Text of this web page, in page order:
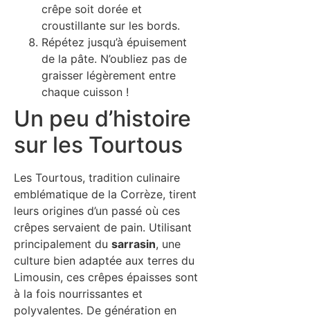
crêpe soit dorée et
croustillante sur les bords.
Répétez jusqu’à épuisement
de la pâte. N’oubliez pas de
graisser légèrement entre
chaque cuisson !
Un peu d’histoire
sur les Tourtous
Les Tourtous, tradition culinaire
emblématique de la Corrèze, tirent
leurs origines d’un passé où ces
crêpes servaient de pain. Utilisant
principalement du sarrasin, une
culture bien adaptée aux terres du
Limousin, ces crêpes épaisses sont
à la fois nourrissantes et
polyvalentes. De génération en